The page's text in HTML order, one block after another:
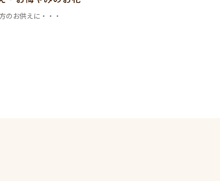
のお供えに・・・